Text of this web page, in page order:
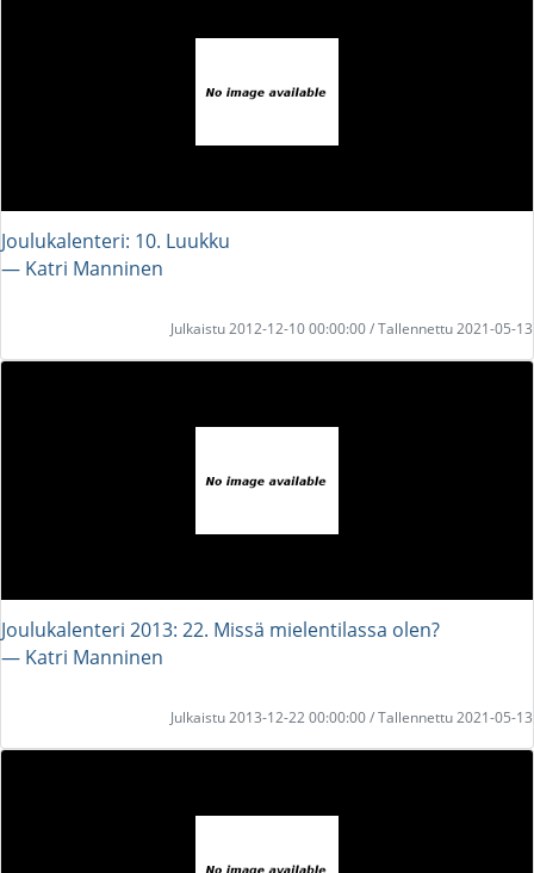
Joulukalenteri: 10. Luukku
― Katri Manninen
Julkaistu 2012-12-10 00:00:00 / Tallennettu 2021-05-13
Joulukalenteri 2013: 22. Missä mielentilassa olen?
― Katri Manninen
Julkaistu 2013-12-22 00:00:00 / Tallennettu 2021-05-13